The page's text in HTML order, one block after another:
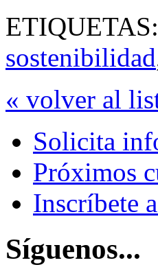
ETIQUETAS:
sostenibilidad
« volver al
Solicita
Próximos
Inscríbete
Síguenos...